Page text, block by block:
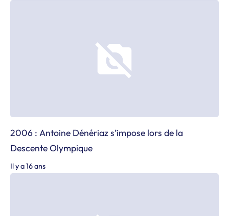
2006 : Antoine Dénériaz s’impose lors de la
Descente Olympique
Il y a 16 ans